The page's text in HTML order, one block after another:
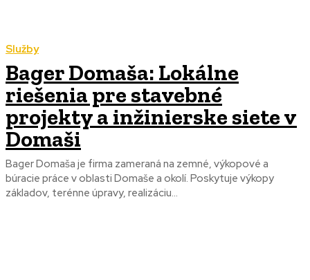
Služby
Bager Domaša: Lokálne
riešenia pre stavebné
projekty a inžinierske siete v
Domaši
Bager Domaša je firma zameraná na zemné, výkopové a
búracie práce v oblasti Domaše a okolí. Poskytuje výkopy
základov, terénne úpravy, realizáciu...